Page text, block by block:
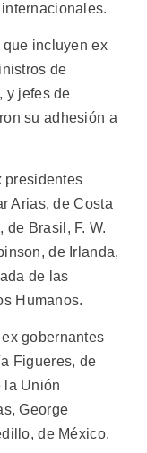
incluyen ex
de
y jefes de
su adhesión a
presidentes
Arias, de Costa
de Brasil, F. W.
de Irlanda,
de las
Humanos.
gobernantes
Figueres, de
la Unión
George
de México.